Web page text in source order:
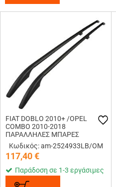
FIAT DOBLO 2010+ /OPEL
COMBO 2010-2018
ΠΑΡΑΛΛΗΛΕΣ ΜΠΑΡΕΣ
ΟΡΟΦΗΣ ΑΛΟΥΜΙΝΙΟΥ L2
ELEGANCE ΜΑΥΡΕΣ OMTEC - 2
TEM.
Κωδικός: am-2524933LB/OM
117,40€
Παράδοση σε 1-3 εργάσιμες